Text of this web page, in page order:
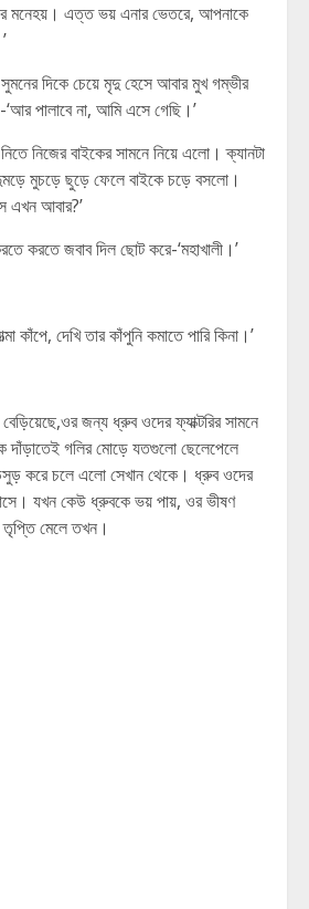
মনেহয়। এত্ত ভয় এনার ভেতরে, আপনাকে
দিকে চেয়ে মৃদু হেসে আবার মুখ গম্ভীর
পালাবে না, আমি এসে গেছি।’
নিজের বাইকের সামনে নিয়ে এলো। ক্যানটা
মুচড়ে ছুড়ে ফেলে বাইকে চড়ে বসলো।
এখন আবার?’
করতে জবাব দিল ছোট করে-‘মহাখালী।’
কাঁপে, দেখি তার কাঁপুনি কমাতে পারি কিনা।’
জন্য ধ্রুব ওদের ফ্যাক্টরির সামনে
দাঁড়াতেই গলির মোড়ে যতগুলো ছেলেপেলে
করে চলে এলো সেখান থেকে। ধ্রুব ওদের
যখন কেউ ধ্রুবকে ভয় পায়, ওর ভীষণ
তৃপ্তি মেলে তখন।